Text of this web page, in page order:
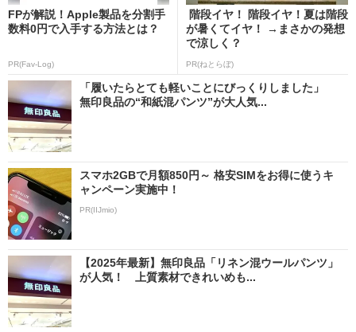
FPが解説！Apple製品を分割手
数料0円で入手する方法とは？
PR(Fav-Log)
階段イヤ！ 階段イヤ！夏は階段
が暑くてイヤ！ →まさかの発想
で涼しく？
PR(ねとらぼ)
「履いたらとても軽いことにびっくりしました」
無印良品の“和紙混パンツ”が大人気...
スマホ2GBで月額850円～ 格安SIMをお得に使うキ
ャンペーン実施中！
PR(IIJmio)
【2025年最新】無印良品「リネン混ウールパンツ」
が人気！ 上質素材できれいめも...